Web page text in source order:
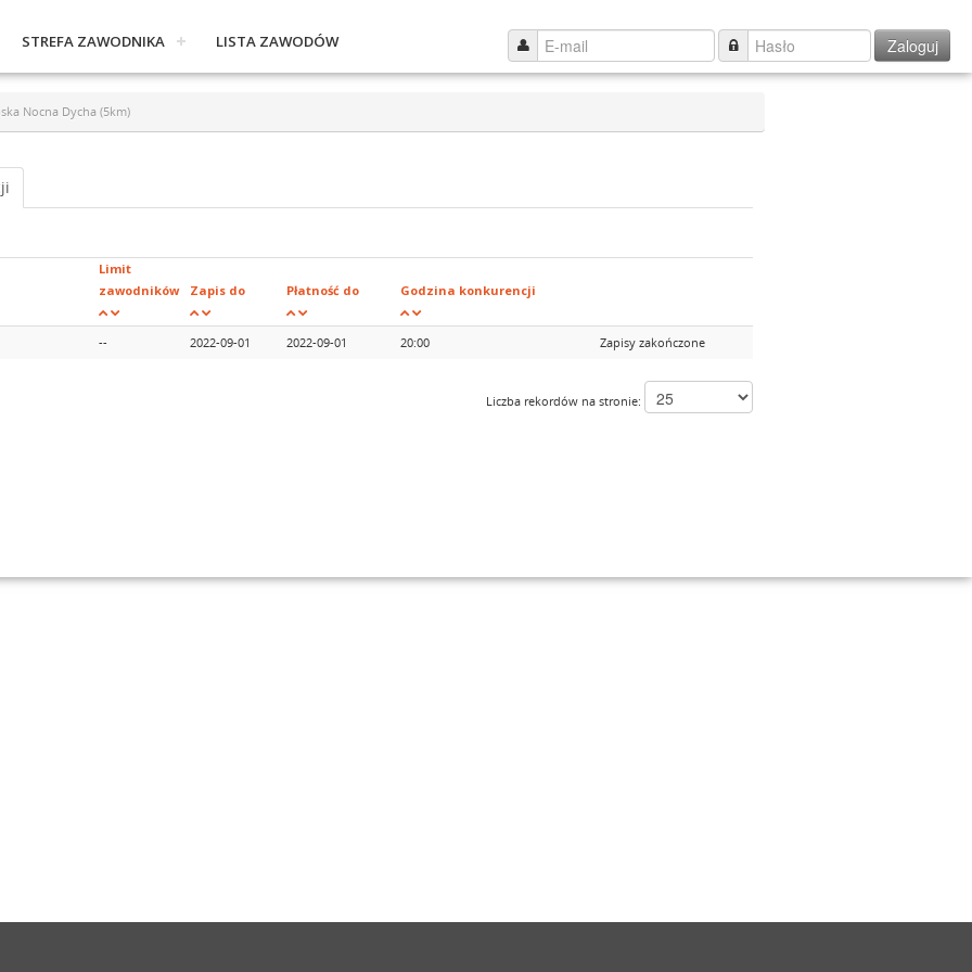
Zaloguj
STREFA ZAWODNIKA LISTA ZAWODÓW
Nocna Dycha (5km)
Limit
zawodników
Zapis do Płatność do Godzina konkurencji
-- 2022-09-01 2022-09-01 20:00 Zapisy zakończone
Liczba rekordów na stronie: